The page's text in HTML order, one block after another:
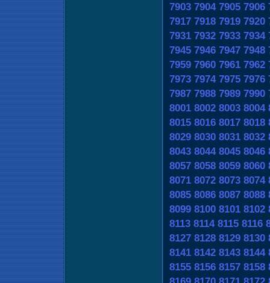
7903 7904 7905 7906
7917 7918 7919 7920
7931 7932 7933 7934
7945 7946 7947 7948
7959 7960 7961 7962
7973 7974 7975 7976
7987 7988 7989 7990
8001 8002 8003 8004
8015 8016 8017 8018
8029 8030 8031 8032
8043 8044 8045 8046
8057 8058 8059 8060
8071 8072 8073 8074
8085 8086 8087 8088
8099 8100 8101 8102
8113 8114 8115 8116
8127 8128 8129 8130
8141 8142 8143 8144
8155 8156 8157 8158